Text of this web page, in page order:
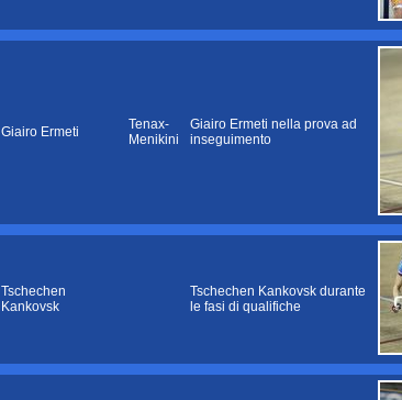
Giairo Ermeti
Tenax-
Menikini
Giairo Ermeti nella prova ad
inseguimento
Tschechen
Kankovsk
Tschechen Kankovsk durante
le fasi di qualifiche